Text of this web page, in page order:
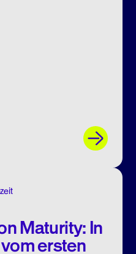
Maturity: In
ersten